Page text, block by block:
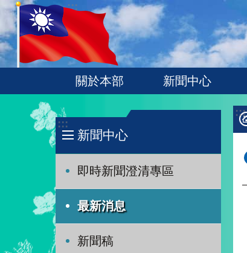
跳到主要內容區塊
:::
關於本部 新聞中心
:::
新聞中心
即時新聞澄清專區
最新消息
新聞稿
:::